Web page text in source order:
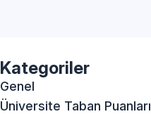
Kategoriler
Genel
Üniversite Taban Puanları